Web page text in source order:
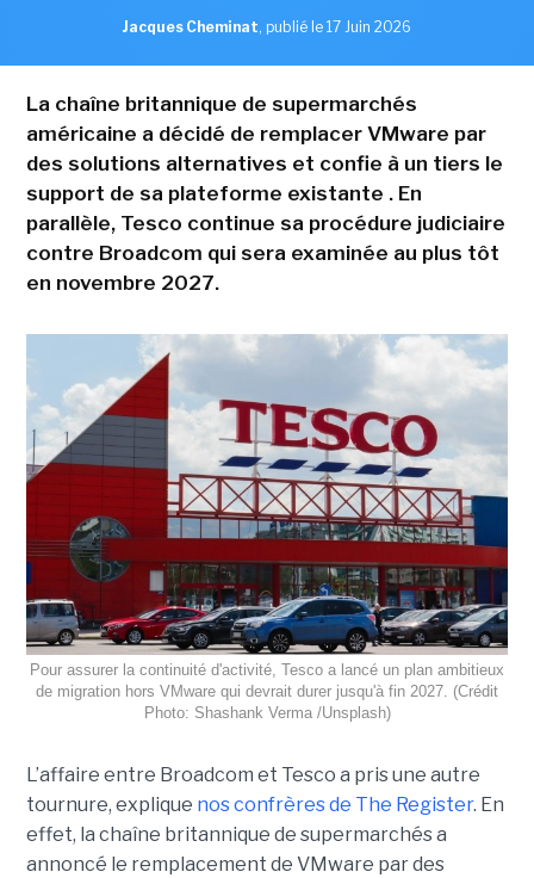
Jacques Cheminat, publié le 17 Juin 2026
La chaîne britannique de supermarchés
américaine a décidé de remplacer VMware par
des solutions alternatives et confie à un tiers le
support de sa plateforme existante . En
parallèle, Tesco continue sa procédure judiciaire
contre Broadcom qui sera examinée au plus tôt
en novembre 2027.
Pour assurer la continuité d'activité, Tesco a lancé un plan ambitieux
de migration hors VMware qui devrait durer jusqu'à fin 2027. (Crédit
Photo: Shashank Verma /Unsplash)
L’affaire entre Broadcom et Tesco a pris une autre
tournure, explique nos confrères de The Register. En
effet, la chaîne britannique de supermarchés a
annoncé le remplacement de VMware par des